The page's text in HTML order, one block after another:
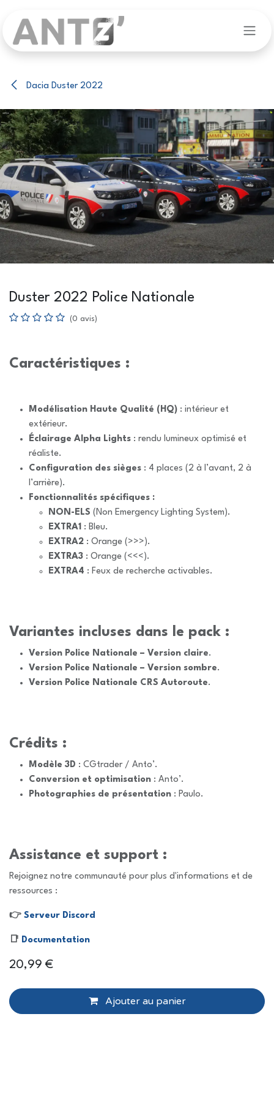
Dacia Duster 2022
Duster 2022 Police Nationale
(0 avis)
Caractéristiques :
Modélisation Haute Qualité (HQ) : intérieur et
extérieur.
Éclairage Alpha Lights : rendu lumineux optimisé et
réaliste.
Configuration des sièges : 4 places (2 à l’avant, 2 à
l’arrière).
Fonctionnalités spécifiques :
NON-ELS (Non Emergency Lighting System).
EXTRA1 : Bleu.
EXTRA2 : Orange (>>>).
EXTRA3 : Orange (<<<).
EXTRA4 : Feux de recherche activables.
Variantes incluses dans le pack :
Version Police Nationale – Version claire.
Version Police Nationale – Version sombre.
Version Police Nationale CRS Autoroute.
Crédits :
Modèle 3D : CGtrader / Anto’.
Conversion et optimisation : Anto’.
Photographies de présentation : Paulo.
Assistance et support :
Rejoignez notre communauté pour plus d'informations et de
ressources :
👉 Serveur Discord
📑 Documentation
20,99 €
Ajouter au panier